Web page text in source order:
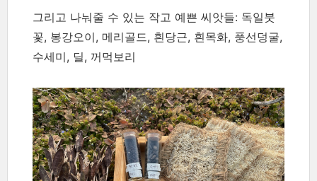
그리고 나눠줄 수 있는 작고 예쁜 씨앗들: 독일붓
꽃, 봉강오이, 메리골드, 흰당근, 흰목화, 풍선덩굴,
수세미, 딜, 꺼먹보리